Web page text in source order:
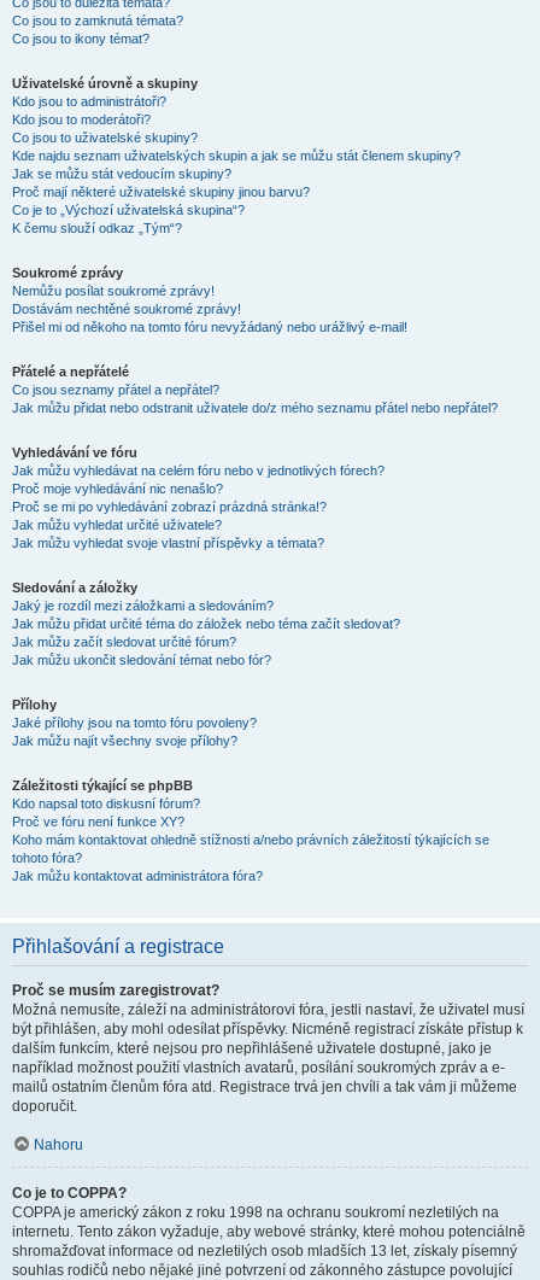
Co jsou to zamknutá témata?
Co jsou to ikony témat?
Uživatelské úrovně a skupiny
Kdo jsou to administrátoři?
Kdo jsou to moderátoři?
Co jsou to uživatelské skupiny?
Kde najdu seznam uživatelských skupin a jak se můžu stát členem skupiny?
Jak se můžu stát vedoucím skupiny?
Proč mají některé uživatelské skupiny jinou barvu?
Co je to „Výchozí uživatelská skupina“?
K čemu slouží odkaz „Tým“?
Soukromé zprávy
Nemůžu posílat soukromé zprávy!
Dostávám nechtěné soukromé zprávy!
Přišel mi od někoho na tomto fóru nevyžádaný nebo urážlivý e-mail!
Přátelé a nepřátelé
Co jsou seznamy přátel a nepřátel?
Jak můžu přidat nebo odstranit uživatele do/z mého seznamu přátel nebo nepřátel?
Vyhledávání ve fóru
Jak můžu vyhledávat na celém fóru nebo v jednotlivých fórech?
Proč moje vyhledávání nic nenašlo?
Proč se mi po vyhledávání zobrazí prázdná stránka!?
Jak můžu vyhledat určité uživatele?
Jak můžu vyhledat svoje vlastní příspěvky a témata?
Sledování a záložky
Jaký je rozdíl mezi záložkami a sledováním?
Jak můžu přidat určité téma do záložek nebo téma začít sledovat?
Jak můžu začít sledovat určité fórum?
Jak můžu ukončit sledování témat nebo fór?
Přílohy
Jaké přílohy jsou na tomto fóru povoleny?
Jak můžu najít všechny svoje přílohy?
Záležitosti týkající se phpBB
Kdo napsal toto diskusní fórum?
Proč ve fóru není funkce XY?
Koho mám kontaktovat ohledně stížnosti a/nebo právních záležitostí týkajících se
tohoto fóra?
Jak můžu kontaktovat administrátora fóra?
Přihlašování a registrace
Proč se musím zaregistrovat?
Možná nemusíte, záleží na administrátorovi fóra, jestli nastaví, že uživatel musí
být přihlášen, aby mohl odesílat příspěvky. Nicméně registrací získáte přístup k
dalším funkcím, které nejsou pro nepřihlášené uživatele dostupné, jako je
například možnost použití vlastních avatarů, posílání soukromých zpráv a e-
mailů ostatním členům fóra atd. Registrace trvá jen chvíli a tak vám ji můžeme
doporučit.
Nahoru
Co je to COPPA?
COPPA je americký zákon z roku 1998 na ochranu soukromí nezletilých na
internetu. Tento zákon vyžaduje, aby webové stránky, které mohou potenciálně
shromažďovat informace od nezletilých osob mladších 13 let, získaly písemný
souhlas rodičů nebo nějaké jiné potvrzení od zákonného zástupce povolující